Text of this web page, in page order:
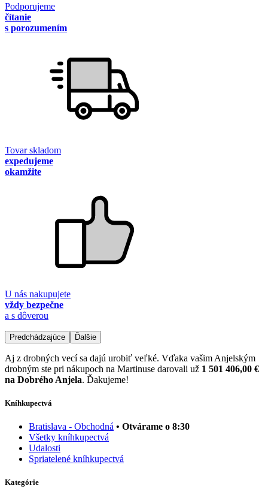
Podporujeme
čítanie
s porozumením
Tovar skladom
expedujeme
okamžite
U nás nakupujete
vždy bezpečne
a s dôverou
Predchádzajúce Ďalšie
Aj z drobných vecí sa dajú urobiť veľké. Vďaka vašim Anjelským
drobným ste pri nákupoch na Martinuse darovali už 1 501 406,00 €
na Dobrého Anjela. Ďakujeme!
Kníhkupectvá
Bratislava - Obchodná • Otvárame o 8:30
Všetky kníhkupectvá
Udalosti
Spriatelené kníhkupectvá
Kategórie